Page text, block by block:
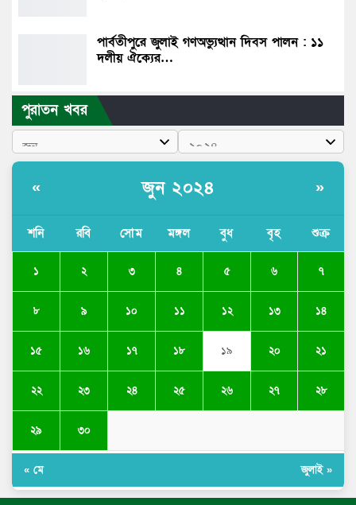
পার্বতীপুরে জুলাই গণঅভ্যুত্থান দিবস পালন : ১১
দলীয় ঐক্যের…
পুরাতন খবর
« জুন ২০২৪ »
শনি রবি সোম মঙ্গল বুধ বৃহ শুক্র
১ ২ ৩ ৪ ৫ ৬ ৭
৮ ৯ ১০ ১১ ১২ ১৩ ১৪
১৫ ১৬ ১৭ ১৮ ১৯ ২০ ২১
২২ ২৩ ২৪ ২৫ ২৬ ২৭ ২৮
২৯ ৩০
« মে জুলাই »